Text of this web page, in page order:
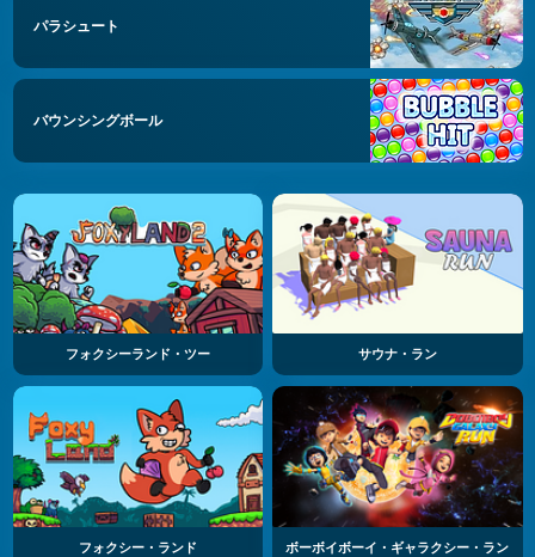
パラシュート
バウンシングボール
フォクシーランド・ツー サウナ・ラン
フォクシー・ランド ボーボイボーイ・ギャラクシー・ラン